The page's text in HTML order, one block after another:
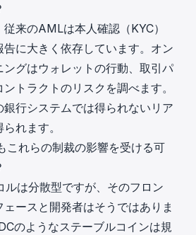
来のAMLは本人確認（KYC）
告に大きく依存しています。オン
グはウォレットの行動、取引パ
トラクトのリスクを調べます。
銀行システムでは得られないリア
れます。
これらの制裁の影響を受ける可
ルは分散型ですが、そのフロン
ェースと開発者はそうではありま
のようなステーブルコインは規